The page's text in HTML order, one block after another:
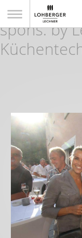
7. Golf
spons. by